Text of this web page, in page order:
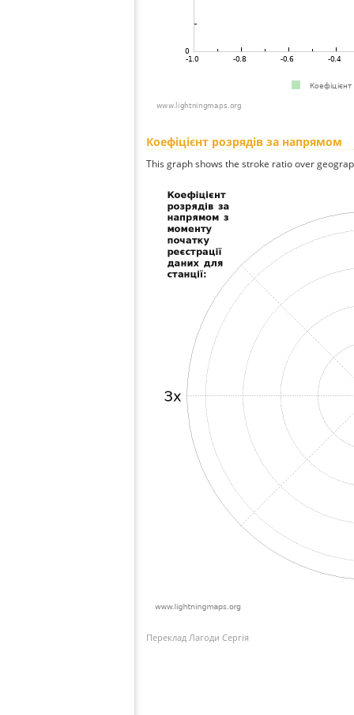
Коефіцієнт розрядів за напрямом
This graph shows the stroke ratio over
Переклад Лагоди Сергія